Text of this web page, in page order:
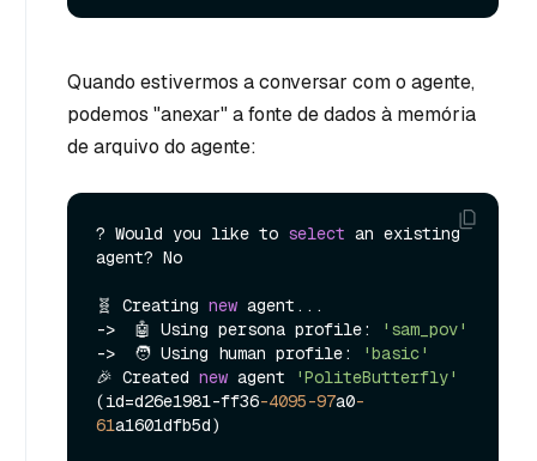
Quando estivermos a conversar com o agente,
podemos "anexar" a fonte de dados à memória
de arquivo do agente:
? Would you like to select an existing
agent? No
🧬 Creating new agent...
->  🤖 Using persona profile:
'sam_pov'
->  🧑 Using human profile:
'basic'
🎉 Created new agent
'PoliteButterfly'
(id=d26e1981-ff36-4095-97a0-
61a1601dfb5d)